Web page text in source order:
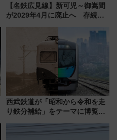
【名鉄広見線】新可児～御嵩間
が2029年4月に廃止へ 存続協
西武鉄道が「昭和から令和を走
り鉄分補給」をテーマに博覧会
14日から 新車両「トキイロ」体